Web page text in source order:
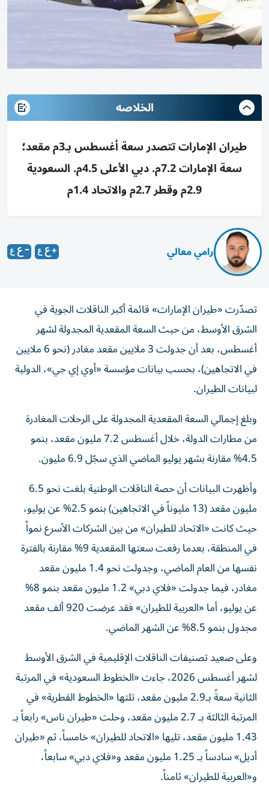
الخلاصه
طيران الإمارات تتصدر سعة أغسطس بـ3م مقعد؛
سعة الإمارات 7.2م. دبي الأعلى 4.5م. السعودية
2.9م وقطر 2.7م والاتحاد 1.4م
رامي معالي
تصدّرت «طيران الإمارات» قائمة أكبر الناقلات الجوية في
الشرق الأوسط، من حيث السعة المقعدية المجدولة لشهر
أغسطس، بعد أن جدولت 3 ملايين مقعد مغادر (نحو 6 ملايين
في الاتجاهين)، بحسب بيانات مؤسسة «أوي إي جي»، الدولية
لبيانات الطيران.
وبلغ إجمالي السعة المقعدية المجدولة على الرحلات المغادرة
من مطارات الدولة، خلال أغسطس 7.2 مليون مقعد، بنمو
4.5% مقارنة بشهر يوليو الماضي الذي سجّل 6.9 مليون.
وأظهرت البيانات أن حصة الناقلات الوطنية بلغت نحو 6.5
مليون مقعد (13 مليوناً في الاتجاهين) بنمو 2.5% عن يوليو،
حيث كانت «الاتحاد للطيران» من بين الشركات الأسرع نمواً
في المنطقة، بعدما رفعت سعتها المقعدية 9% مقارنة بالفترة
نفسها من العام الماضي، وجدولت نحو 1.4 مليون مقعد
مغادر، فيما جدولت «فلاي دبي» 1.2 مليون مقعد بنمو 8%
عن يوليو، أما «العربية للطيران» فقد عرضت 920 ألف مقعد
مجدول بنمو 8.5% عن الشهر الماضي.
وعلى صعيد تصنيفات الناقلات الإقليمية في الشرق الأوسط
لشهر أغسطس 2026، جاءت «الخطوط السعودية» في المرتبة
الثانية سعةً بـ2.9 مليون مقعد، تلتها «الخطوط القطرية» في
المرتبة الثالثة بـ 2.7 مليون مقعد، وحلت «طيران ناس» رابعاً بـ
1.43 مليون مقعد، تليها «الاتحاد للطيران» خامساً، ثم «طيران
أديل» سادساً بـ 1.25 مليون مقعد و«فلاي دبي» سابعاً،
و«العربية للطيران» ثامناً.